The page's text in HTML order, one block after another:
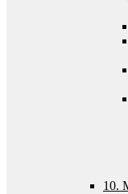
10.